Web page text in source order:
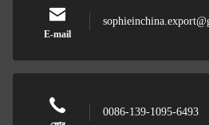
E-mail
0086-139-1095-6493